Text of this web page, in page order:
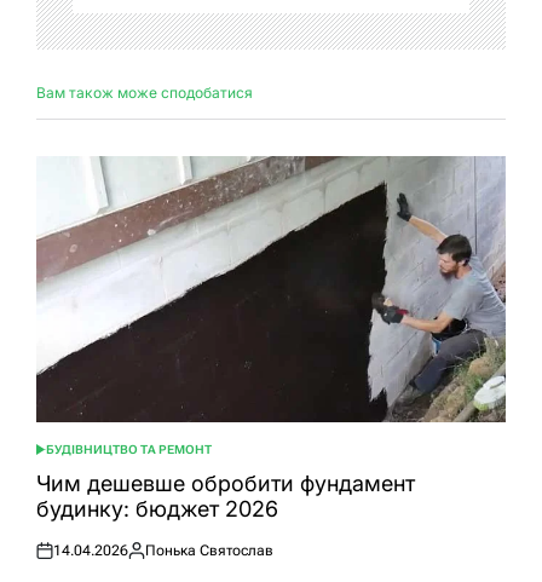
Вам також може сподобатися
ОПУБЛІКУВАТИ
У
БУДІВНИЦТВО ТА РЕМОНТ
Чим дешевше обробити фундамент
будинку: бюджет 2026
Оприлюднено
14.04.2026
Опубліковано
Понька Святослав